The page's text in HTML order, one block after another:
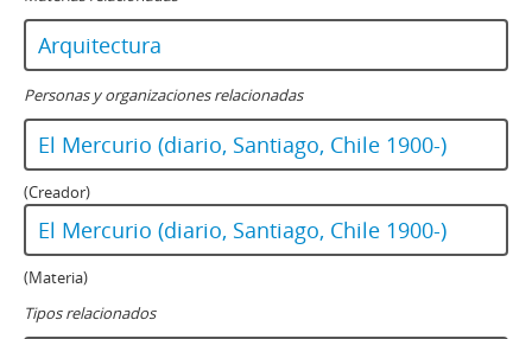
Arquitectura
Personas y organizaciones relacionadas
El Mercurio (diario, Santiago, Chile 1900-)
(Creador)
El Mercurio (diario, Santiago, Chile 1900-)
(Materia)
Tipos relacionados